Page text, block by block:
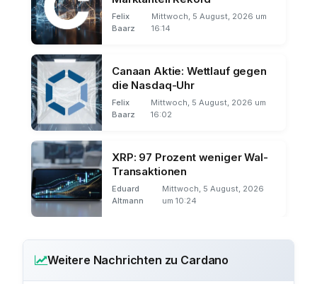
Felix
Baarz
Mittwoch, 5 August, 2026 um
16:14
Canaan Aktie: Wettlauf gegen
die Nasdaq-Uhr
Felix
Baarz
Mittwoch, 5 August, 2026 um
16:02
XRP: 97 Prozent weniger Wal-
Transaktionen
Eduard
Altmann
Mittwoch, 5 August, 2026
um 10:24
Weitere Nachrichten zu Cardano